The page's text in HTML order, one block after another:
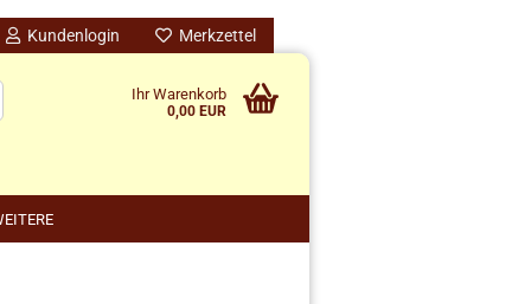
Kundenlogin Merkzettel
Ihr Warenkorb
0,00 EUR